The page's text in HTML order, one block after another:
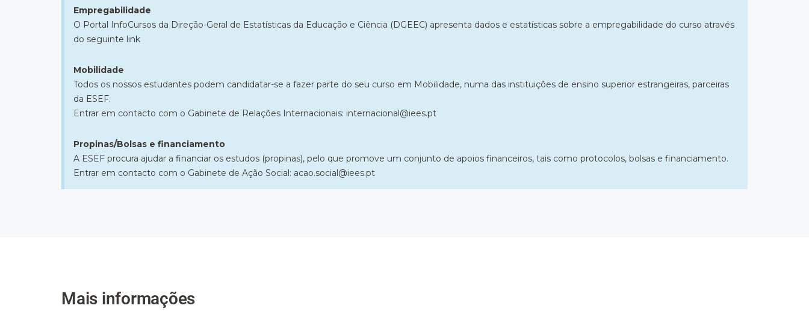
Empregabilidade
O Portal InfoCursos da Direção-Geral de Estatísticas da Educação e Ciência (DGEEC) apresenta dados e estatísticas sobre a empregabilidade do curso através
do seguinte link
Mobilidade
Todos os nossos estudantes podem candidatar-se a fazer parte do seu curso em Mobilidade, numa das instituições de ensino superior estrangeiras, parceiras
da ESEF.
Entrar em contacto com o Gabinete de Relações Internacionais: internacional@iees.pt
Propinas/Bolsas e financiamento
​A ESEF procura ajudar a financiar os estudos (propinas​), pelo que promove um conjunto de apoios financeiros, tais como protocolos, bolsas e financiamento.
Entrar em contacto com o Gabinete de Ação Social: acao.social@iees.pt
Mais informações